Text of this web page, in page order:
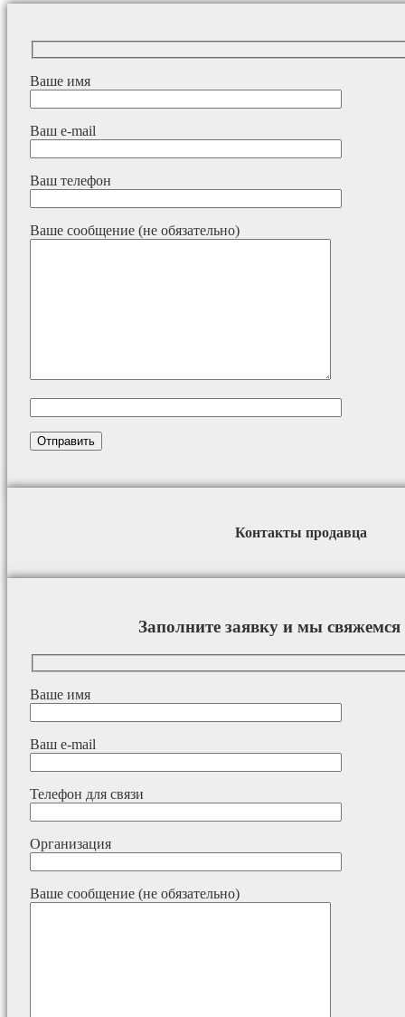
Ваше имя
Ваш e-mail
Ваш телефон
Ваше сообщение (не обязательно)
Контакты продавца
Заполните заявку и мы
Ваше имя
Ваш e-mail
Телефон для связи
Организация
Ваше сообщение (не обязательно)